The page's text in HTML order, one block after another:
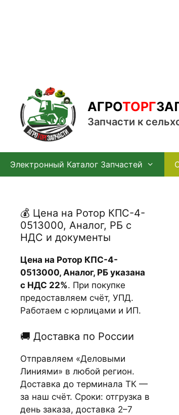
АГРОТОРГ
Запчасти к
Электронный Каталог Запчастей
💰 Цена на Ротор КПС-4-
0513000, Аналог, РБ с
НДС и документы
Цена на Ротор КПС-4-
0513000, Аналог, РБ указана
с НДС 22%. При покупке
предоставляем счёт, УПД.
Работаем с юрлицами и ИП.
🚚 Доставка по России
Отправляем «Деловыми
Линиями» в любой регион.
Доставка до терминала ТК —
за наш счёт. Сроки: отгрузка в
день заказа, доставка 2–7